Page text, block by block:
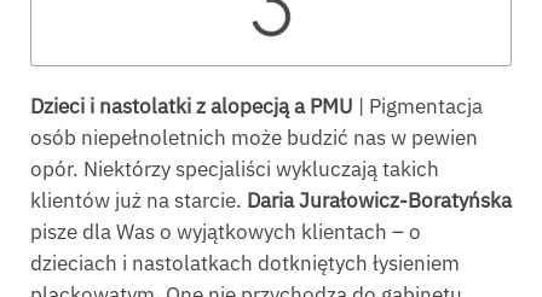
Dzieci i nastolatki z alopecją a PMU | Pigmentacja
osób niepełnoletnich może budzić nas w pewien
opór. Niektórzy specjaliści wykluczają takich
klientów już na starcie. Daria Jurałowicz-Boratyńska
pisze dla Was o wyjątkowych klientach – o
dzieciach i nastolatkach dotkniętych łysieniem